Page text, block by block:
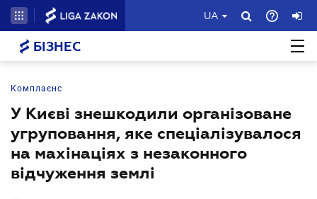
UA
БІЗНЕС
Комплаєнс
У Києві знешкодили організоване
угруповання, яке спеціалізувалося
на махінаціях з незаконного
відчуження землі